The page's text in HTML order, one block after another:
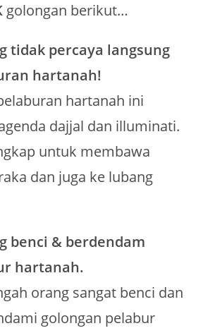
golongan berikut…
tidak percaya langsung
hartanah!
hartanah ini
dajjal dan illuminati.
untuk membawa
dan juga ke lubang
benci & berdendam
hartanah.
orang sangat benci dan
golongan pelabur